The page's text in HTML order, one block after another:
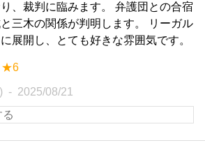
、裁判に臨みます。 弁護団との合宿
三木の関係が判明します。 リーガル
展開し、とても好きな雰囲気です。
★6
2025/08/21